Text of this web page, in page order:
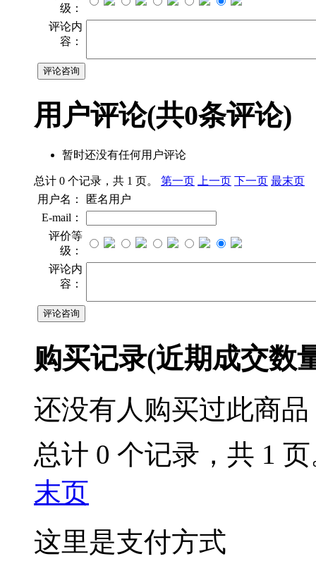
级：
评论内
容：
用户评论(共0条评论)
暂时还没有任何用户评论
总计 0 个记录，共 1 页。 第一页 上一页 下一页 最末页
用户名：
匿名用户
E-mail：
评价等
级：
评论内
容：
购买记录(近期成交数
还没有人购买过此商品
总计 0 个记录，共 1
末页
这里是支付方式